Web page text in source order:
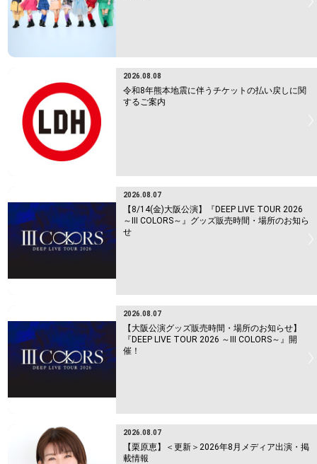
2026.08.08
令和8年熊本地震に伴うチケットの払い戻しに関
するご案内
2026.08.07
【8/14(金)大阪公演】『DEEP LIVE TOUR 2026
～Ⅲ COLORS～』グッズ販売時間・場所のお知ら
せ
2026.08.07
【大阪公演グッズ販売時間・場所のお知らせ】
『DEEP LIVE TOUR 2026 ～Ⅲ COLORS～』開
催！
2026.08.07
【栗原恵】＜更新＞2026年8月メディア出演・掲
載情報